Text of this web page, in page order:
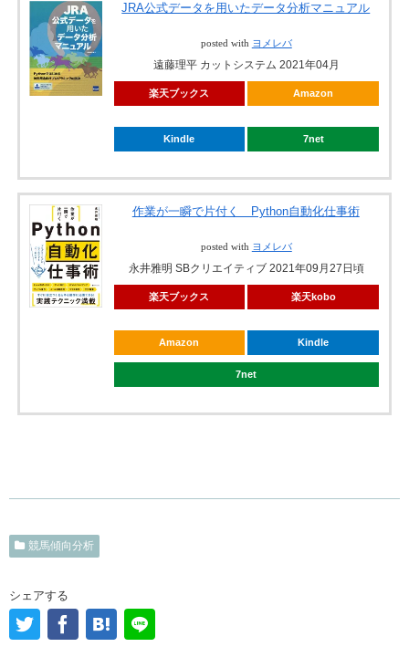
JRA公式データを用いたデータ分析マニュアル
posted with ヨメレバ
遠藤理平 カットシステム 2021年04月
楽天ブックス Amazon
Kindle 7net
作業が一瞬で片付く Python自動化仕事術
posted with ヨメレバ
永井雅明 SBクリエイティブ 2021年09月27日頃
楽天ブックス 楽天kobo
Amazon Kindle
7net
競馬傾向分析
シェアする